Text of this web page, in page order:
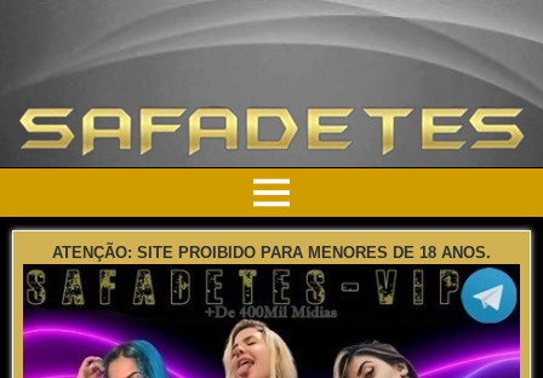
ATENÇÃO: SITE PROIBIDO PARA MENORES DE 18 ANOS.